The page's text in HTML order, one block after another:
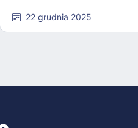
22 grudnia 2025